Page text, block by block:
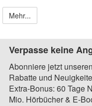
Mehr...
Verpasse keine
Abonniere jetzt
Rabatte und
Extra-Bonus: 60 Tage
Mio. Hörbücher & E-